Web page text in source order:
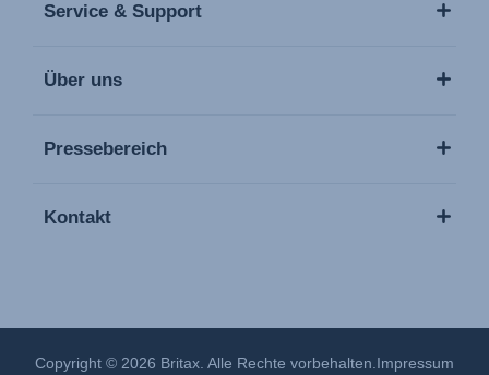
Service & Support
Über uns
Pressebereich
Kontakt
Copyright © 2026 Britax. Alle Rechte vorbehalten. Impressum